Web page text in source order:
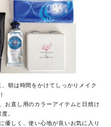
朝は時間をかけてしっかりメイク
お直し用のカラーアイテムと日焼け
。
優しく、使い心地が良いお気に入り